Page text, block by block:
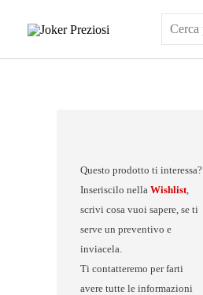
Questo prodotto ti interessa?
Inseriscilo nella Wishlist,
scrivi cosa vuoi sapere, se ti
serve un preventivo e
inviacela.
Ti contatteremo per farti
avere tutte le informazioni